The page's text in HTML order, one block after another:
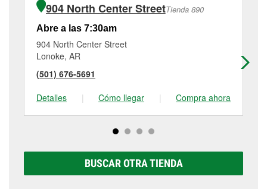
904 North Center StreetTienda 890
Abre a las 7:30am
904 North Center Street
Lonoke, AR
(501) 676-5691
Detalles
| Cómo llegar | Compra ahora
BUSCAR OTRA TIENDA